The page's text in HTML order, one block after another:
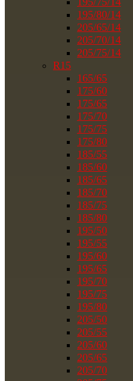
195/80/14
205/65/14
205/70/14
205/75/14
R15
165/65
175/60
175/65
175/70
175/75
175/80
185/55
185/60
185/65
185/70
185/75
185/80
195/50
195/55
195/60
195/65
195/70
195/75
195/80
205/50
205/55
205/60
205/65
205/70